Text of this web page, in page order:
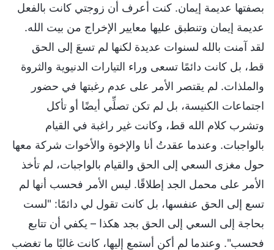
بصفتها عديمة إيمان. كنت أعرف أن زوجتي كانت بالفعل
عديمة إيمان وتنطبق عليها معايير الإخراج من بيت الله.
لقد آمنت بالله لسنوات عديدة لكنها لم تسعَ إلى الحق
قط، بل كانت دائمًا تسعى وراء التيارات الدنيوية والثروة
والملذات. لم يقتصر الأمر على عدم رغبتها في حضور
اجتماعات الكنيسة، بل لم تكن تصلِّي أيضًا أو تأكل
وتشرب كلام الله قط، وكانت غير راغبة في القيام
بالواجبات. وعندما عقدتُ أنا والإخوة والأخوات شركة معها
حول مغزى السعي إلى الحق والقيام بالواجبات، لم تأخذ
الأمر على محمل الجد إطلاقًا. ليس الأمر فحسب أنها لم
تسع إلى الحق عنفسها، بل كانت تقول لي دائمًا: "لست
بحاجة إلى السعي إلى الحق بجد هكذا – يكفي أن تتابع
فحسب". وعندما لم أكن أستمع إليها، كانت غالبًا ما تغضب